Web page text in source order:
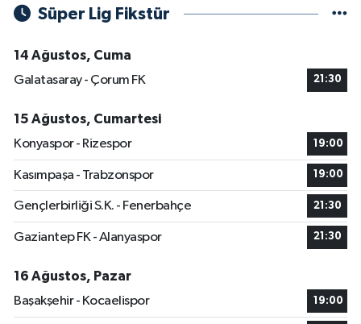
Süper Lig Fikstür
14 Ağustos, Cuma
Galatasaray - Çorum FK
21:30
15 Ağustos, Cumartesi
Konyaspor - Rizespor
19:00
Kasımpaşa - Trabzonspor 19:00
Gençlerbirliği S.K. - Fenerbahçe 21:30
Gaziantep FK - Alanyaspor 21:30
16 Ağustos, Pazar
Başakşehir - Kocaelispor
19:00